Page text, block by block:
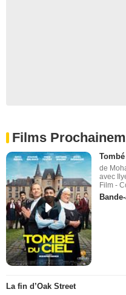
Films
de
avec
Film -
La fin d’Oak Street